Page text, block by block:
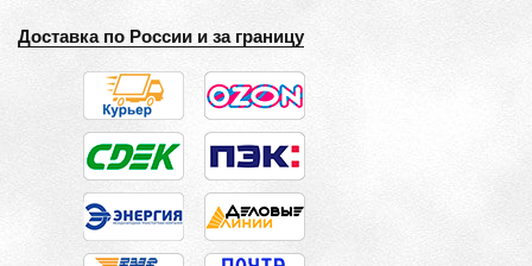
Доставка по России и за границу